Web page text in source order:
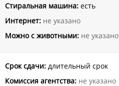
Стиральная машина: есть
Интернет: не указано
Можно с животными: не указано
Срок сдачи: длительный срок
Комиссия агентства: не указано